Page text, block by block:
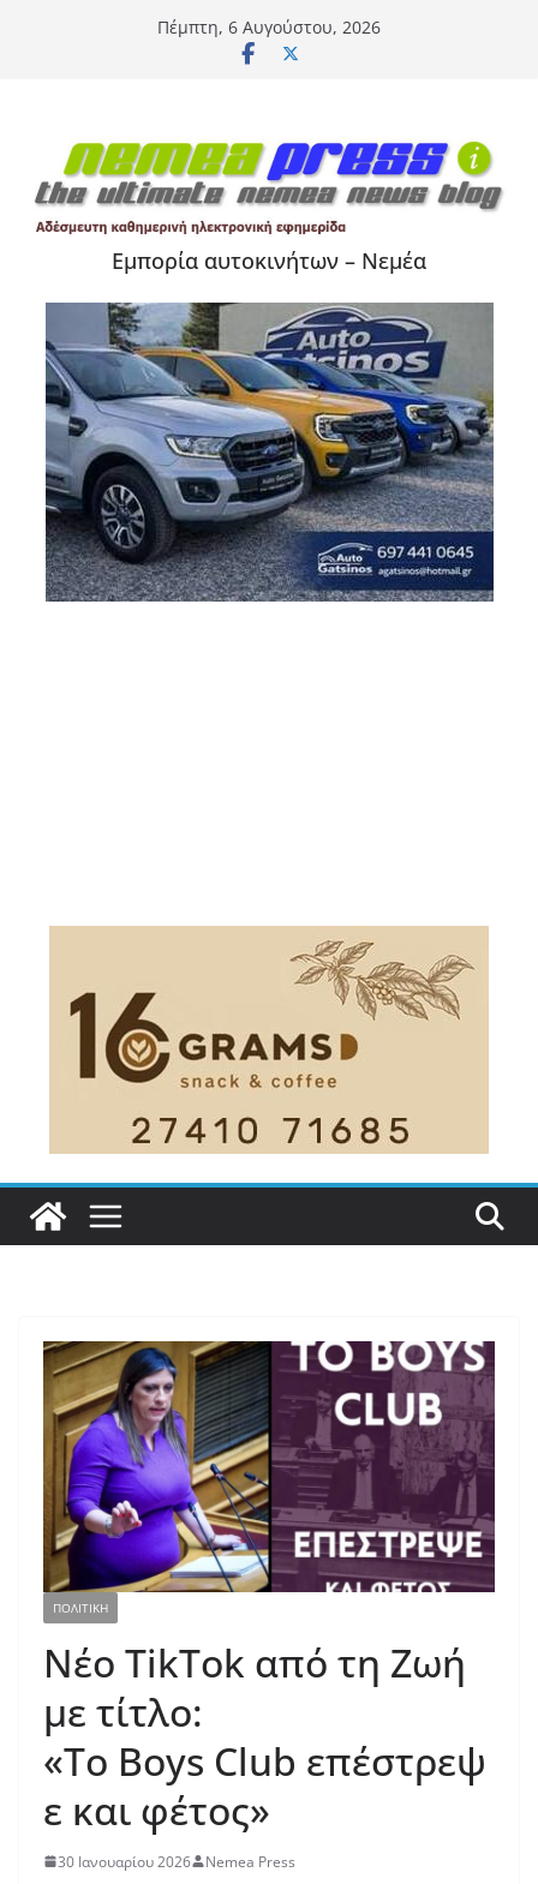
Πέμπτη, 6 Αυγούστου, 2026
Εμπορία αυτοκινήτων – Νεμέα
ΠΟΛΙΤΙΚΗ
Νέο TikTok από τη Ζωή
με τίτλο:
«Το Boys Club επέστρεψ
ε και φέτος»
30 Ιανουαρίου 2026 Nemea Press